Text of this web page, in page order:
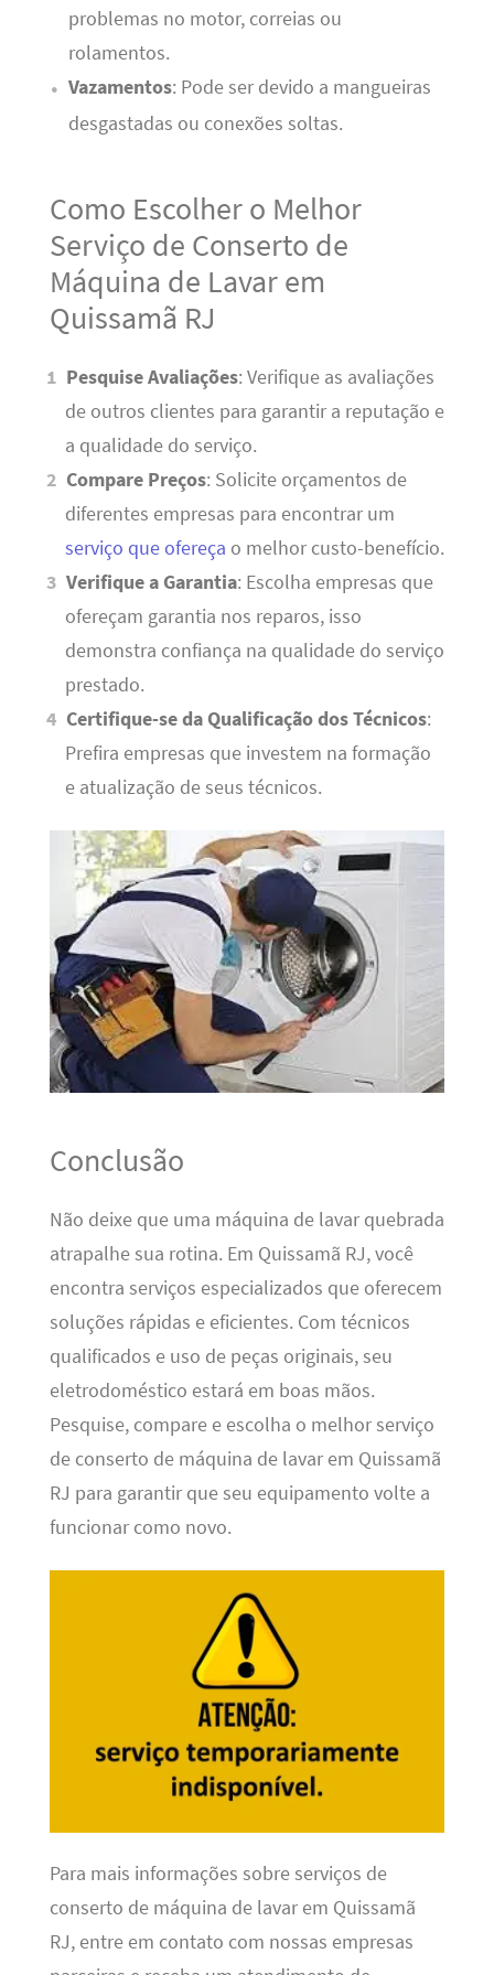
problemas no motor, correias ou
rolamentos.
Vazamentos: Pode ser devido a mangueiras
desgastadas ou conexões soltas.
Como Escolher o Melhor
Serviço de Conserto de
Máquina de Lavar em
Quissamã RJ
Pesquise Avaliações: Verifique as avaliações
de outros clientes para garantir a reputação e
a qualidade do serviço.
Compare Preços: Solicite orçamentos de
diferentes empresas para encontrar um
serviço que ofereça o melhor custo-benefício.
Verifique a Garantia: Escolha empresas que
ofereçam garantia nos reparos, isso
demonstra confiança na qualidade do serviço
prestado.
Certifique-se da Qualificação dos Técnicos:
Prefira empresas que investem na formação
e atualização de seus técnicos.
Conclusão
Não deixe que uma máquina de lavar quebrada
atrapalhe sua rotina. Em Quissamã RJ, você
encontra serviços especializados que oferecem
soluções rápidas e eficientes. Com técnicos
qualificados e uso de peças originais, seu
eletrodoméstico estará em boas mãos.
Pesquise, compare e escolha o melhor serviço
de conserto de máquina de lavar em Quissamã
RJ para garantir que seu equipamento volte a
funcionar como novo.
Para mais informações sobre serviços de
conserto de máquina de lavar em Quissamã
RJ, entre em contato com nossas empresas